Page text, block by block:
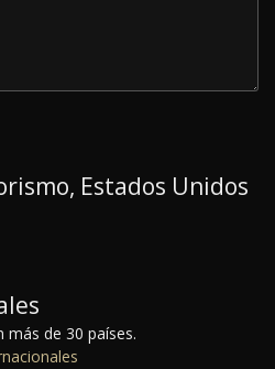
Estados Unidos
de 30 países.